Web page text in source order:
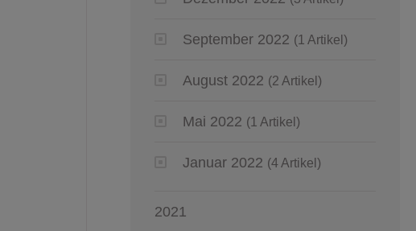
September 2022 (1 Artikel)
August 2022 (2 Artikel)
Mai 2022 (1 Artikel)
Januar 2022 (4 Artikel)
2021